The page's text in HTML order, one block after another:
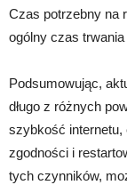
Czas potrzebny na
ogólny czas
Podsumowując,
długo z różnych
szybkość internetu,
zgodności i
tych czynników,